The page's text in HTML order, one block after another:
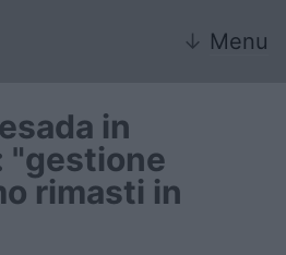
↓ Menu
in
"gestione
rimasti in